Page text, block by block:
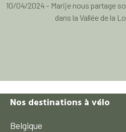
10/04/2024 - Marije nous partage
dans la Vallée de la
Nos destinations à vélo
Belgique